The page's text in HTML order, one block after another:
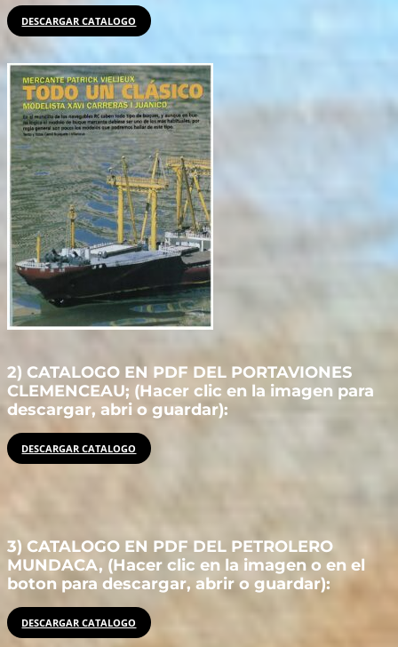
DESCARGAR CATALOGO
2) CATALOGO EN PDF DEL PORTAVIONES
CLEMENCEAU; (Hacer clic en la imagen para
descargar, abri o guardar):
DESCARGAR CATALOGO
3) CATALOGO EN PDF DEL PETROLERO
MUNDACA, (Hacer clic en la imagen o en el
boton para descargar, abrir o guardar):
DESCARGAR CATALOGO